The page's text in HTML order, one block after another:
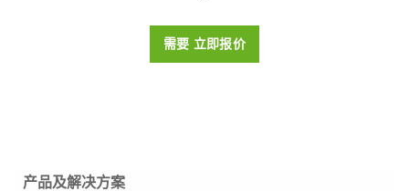
< 0.2
是
OIML等级
需要 立即报价
产品及解决方案